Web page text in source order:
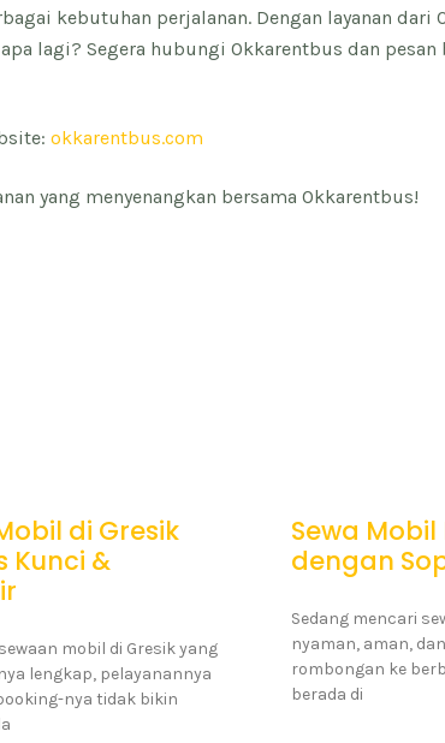
kebutuhan perjalanan. Dengan layanan dari
lagi? Segera hubungi Okkarentbus dan
okkarentbus.com
yang menyenangkan bersama Okkarentbus!
di Gresik
Kunci &
mobil di Gresik yang
lengkap, pelayanannya
nya tidak bikin
Sewa Mobil
dengan
Sedang mencari
nyaman, aman,
rombongan ke
berada di